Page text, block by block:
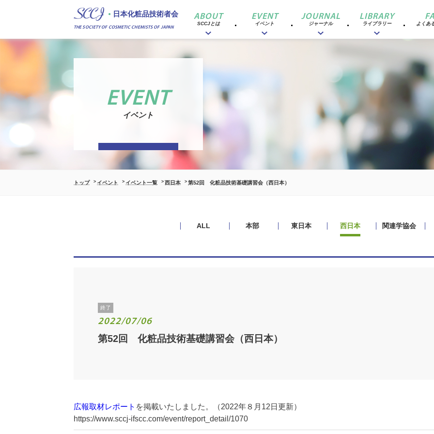
日本化粧品技術者会
THE SOCIETY OF COSMETIC CHEMISTS OF JAPAN
ABOUT
SCCJとは
EVENT
イベント
JOURNAL
ジャーナル
LIBRARY
ライブラリー よくあ
EVENT
イベント
トップ イベント イベント一覧 西日本 第52回 化粧品技術基礎講習会（西日本）
ALL 本部 東日本 西日本 関連学協会
終了
2022/07/06
第52回 化粧品技術基礎講習会（西日本）
広報取材レポート を掲載いたしました。（2022年８月12日更新）
https://www.sccj-ifscc.com/event/report_detail/1070